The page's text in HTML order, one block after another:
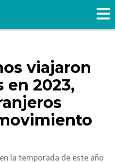
viajaron
en 2023,
la temporada de este año